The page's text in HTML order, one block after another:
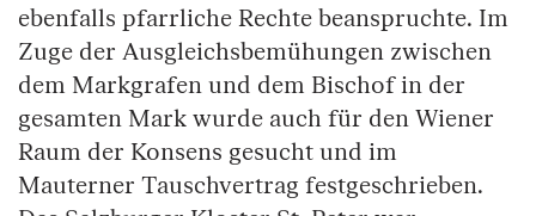
ebenfalls pfarrliche Rechte beanspruchte. Im
Zuge der Ausgleichsbemühungen zwischen
dem Markgrafen und dem Bischof in der
gesamten Mark wurde auch für den Wiener
Raum der Konsens gesucht und im
Mauterner Tauschvertrag festgeschrieben.